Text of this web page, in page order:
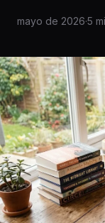
mayo de 2026·5